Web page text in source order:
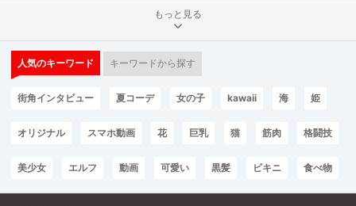
もっと見る
人気のキーワード キーワードから探す
街角インタビュー 夏コーデ 女の子 kawaii 海 姫
オリジナル スマホ動画 花 巨乳 猫 筋肉 格闘技
美少女 エルフ 動画 可愛い 黒髪 ビキニ 食べ物